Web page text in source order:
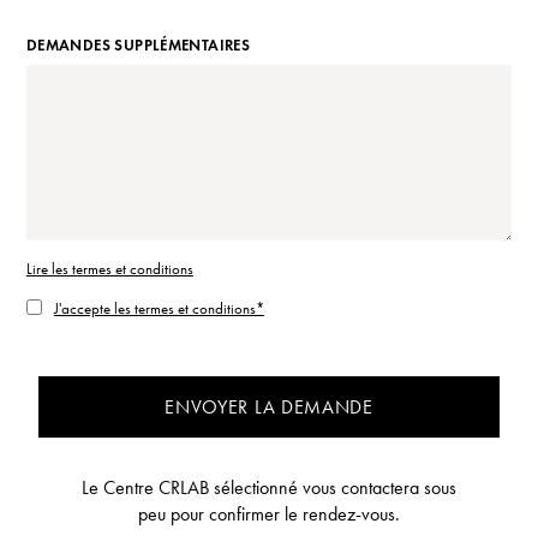
DEMANDES SUPPLÉMENTAIRES
Lire les termes et conditions
J'accepte les termes et conditions*
ENVOYER LA DEMANDE
Le Centre CRLAB sélectionné vous contactera sous
peu pour confirmer le rendez-vous.